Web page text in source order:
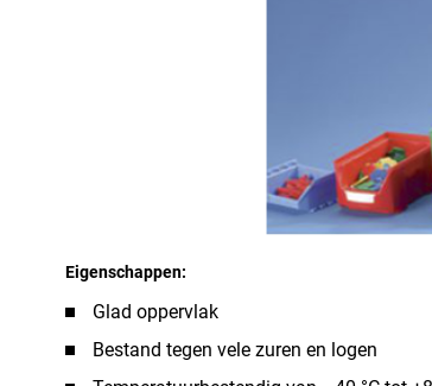
Eigenschappen:
Glad oppervlak
Bestand tegen vele zuren en logen